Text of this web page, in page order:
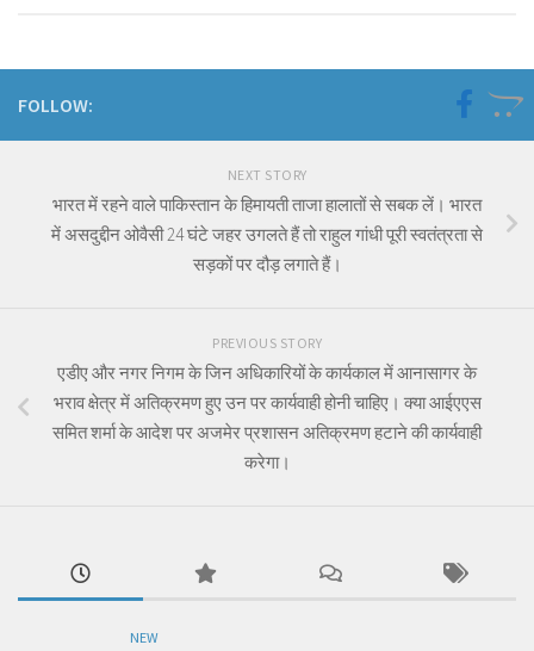
FOLLOW:
NEXT STORY
भारत में रहने वाले पाकिस्तान के हिमायती ताजा हालातों से सबक लें। भारत
में असदुद्दीन ओवैसी 24 घंटे जहर उगलते हैं तो राहुल गांधी पूरी स्वतंत्रता से
सड़कों पर दौड़ लगाते हैं।
PREVIOUS STORY
एडीए और नगर निगम के जिन अधिकारियों के कार्यकाल में आनासागर के
भराव क्षेत्र में अतिक्रमण हुए उन पर कार्यवाही होनी चाहिए। क्या आईएएस
समित शर्मा के आदेश पर अजमेर प्रशासन अतिक्रमण हटाने की कार्यवाही
करेगा।
NEW